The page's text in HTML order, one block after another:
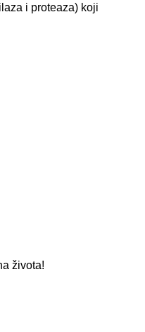
i proteaza) koji
života!